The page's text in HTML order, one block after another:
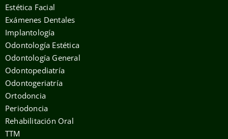
Estética Facial
Exámenes Dentales
Implantología
Odontología Estética
Odontología General
Odontopediatría
Odontogeriatría
Ortodoncia
Periodoncia
Rehabilitación Oral
TTM